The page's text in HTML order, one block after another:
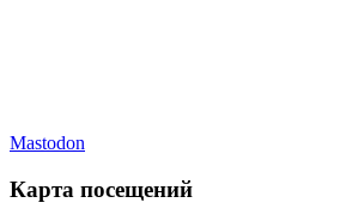
Mastodon
Карта посещений